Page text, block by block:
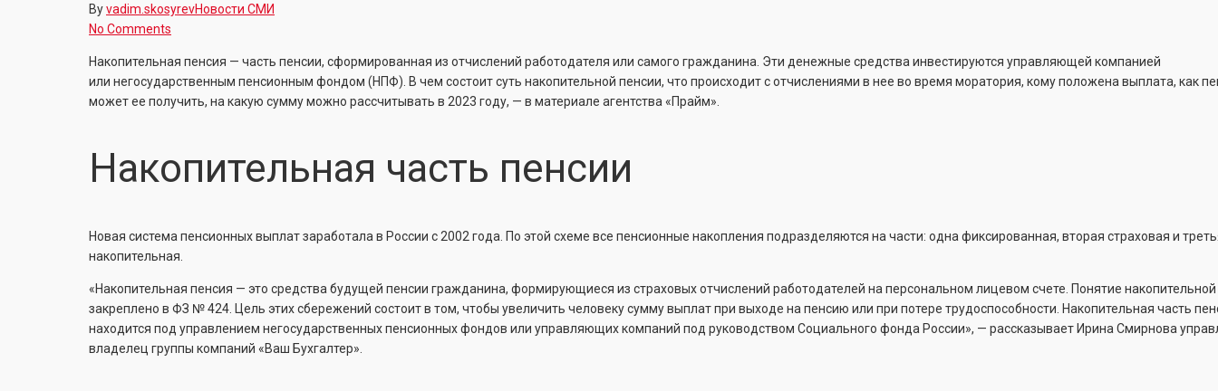
Byvadim.skosyrevНовости СМИ
No Comments
Накопительная пенсия — часть пенсии, сформированная из отчислений работодателя или самого гражданина. Эти денежные средства инвестируются управляющей компанией
или негосударственным пенсионным фондом (НПФ). В чем состоит суть накопительной пенсии, что происходит с отчислениями в нее во время моратория, кому положена выплата, как
может ее получить, на какую сумму можно рассчитывать в 2023 году, — в материале агентства «Прайм».
Накопительная часть пенсии
Новая система пенсионных выплат заработала в России с 2002 года. По этой схеме все пенсионные накопления подразделяются на части: одна фиксированная, вторая страховая и
накопительная.
«Накопительная пенсия — это средства будущей пенсии гражданина, формирующиеся из страховых отчислений работодателей на персональном лицевом счете. Понятие
закреплено в ФЗ № 424. Цель этих сбережений состоит в том, чтобы увеличить человеку сумму выплат при выходе на пенсию или при потере трудоспособности. Накопительная часть
находится под управлением негосударственных пенсионных фондов или управляющих компаний под руководством Социального фонда России», — рассказывает Ирина Смирнова
владелец группы компаний «Ваш Бухгалтер».